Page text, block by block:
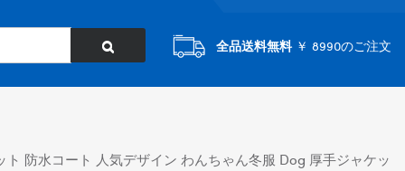
全品送料無料￥ 8990のご注文
防水コート 人気デザイン わんちゃん冬服 Dog 厚手ジャケッ